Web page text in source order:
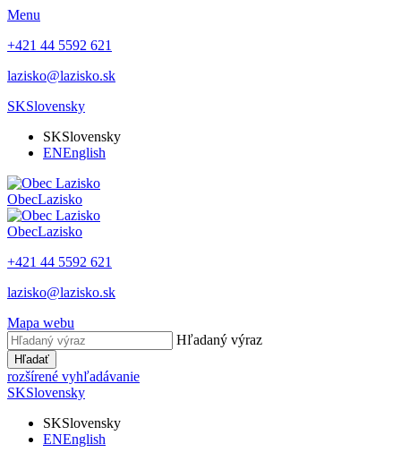
Menu
+421 44 5592 621
lazisko@lazisko.sk
SKSlovensky
SKSlovensky
ENEnglish
ObecLazisko
ObecLazisko
+421 44 5592 621
lazisko@lazisko.sk
Mapa webu
Hľadaný výraz
Hľadať
rozšírené vyhľadávanie
SKSlovensky
SKSlovensky
ENEnglish